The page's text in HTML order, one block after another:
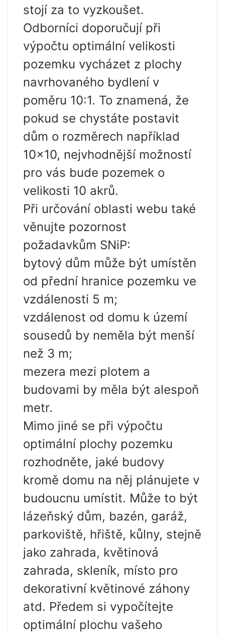
stojí za to vyzkoušet.
Odborníci doporučují při
výpočtu optimální velikosti
pozemku vycházet z plochy
navrhovaného bydlení v
poměru 10:1. To znamená, že
pokud se chystáte postavit
dům o rozměrech například
10×10, nejvhodnější možností
pro vás bude pozemek o
velikosti 10 akrů.
Při určování oblasti webu také
věnujte pozornost
požadavkům SNiP:
bytový dům může být umístěn
od přední hranice pozemku ve
vzdálenosti 5 m;
vzdálenost od domu k území
sousedů by neměla být menší
než 3 m;
mezera mezi plotem a
budovami by měla být alespoň
metr.
Mimo jiné se při výpočtu
optimální plochy pozemku
rozhodněte, jaké budovy
kromě domu na něj plánujete v
budoucnu umístit. Může to být
lázeňský dům, bazén, garáž,
parkoviště, hřiště, kůlny, stejně
jako zahrada, květinová
zahrada, skleník, místo pro
dekorativní květinové záhony
atd. Předem si vypočítejte
optimální plochu vašeho